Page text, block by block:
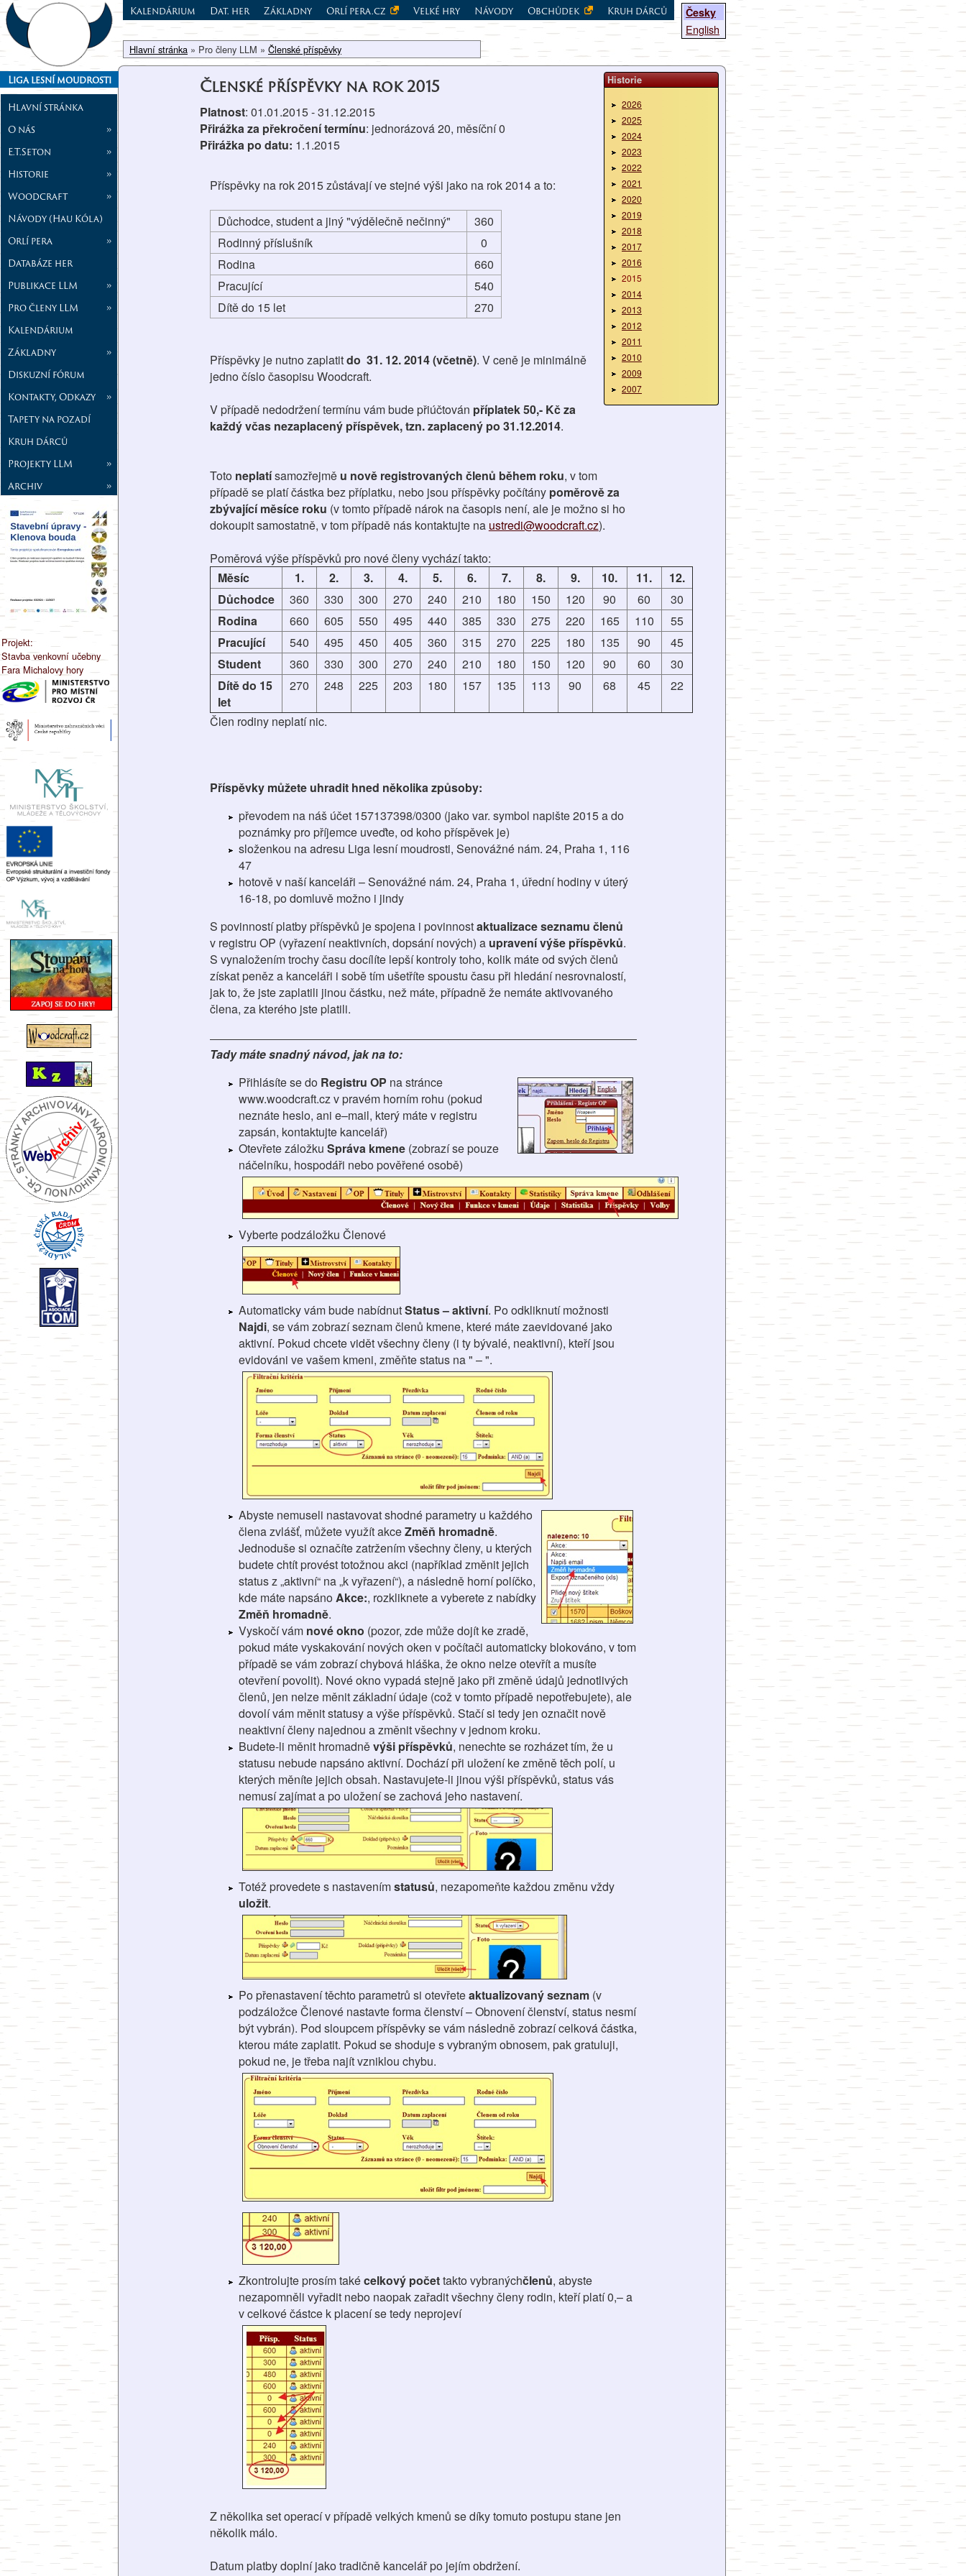
Liga lesní moudrosti
Hlavní stránka
O nás
»
E.T.Seton
»
Historie
»
Woodcraft
»
Návody (Hau Kóla)
Orlí pera
»
Databáze her
Publikace LLM
»
Pro členy LLM
»
Kalendárium
Základny
»
Diskuzní fórum
Kontakty, Odkazy
»
Tapety na pozadí
Kruh dárců
Projekty LLM
»
Archiv
»
Projekt:
Stavba venkovní učebny
Fara Michalovy hory
Česky
English
Kalendárium Dat. her Základny Orlí pera.cz Velké hry Návody Obchůdek Kruh dárců
Hlavní stránka » Pro členy LLM » Členské příspěvky
Historie
2026
2025
2024
2023
2022
2021
2020
2019
2018
2017
2016
2015
2014
2013
2012
2011
2010
2009
2007
Členské příspěvky na rok 2015
Platnost: 01.01.2015 - 31.12.2015
Přirážka za překročení termínu: jednorázová 20, měsíční 0
Přirážka po datu: 1.1.2015
Příspěvky na rok 2015 zůstávají ve stejné výši jako na rok 2014 a to:
Důchodce, student a jiný "výdělečně nečinný"
360
Rodinný příslušník
0
Rodina
660
Pracující
540
Dítě do 15 let
270
Příspěvky je nutno zaplatitdo 31. 12. 2014 (včetně). V ceně je minimálně
jedno číslo časopisu Woodcraft.
V případě nedodržení termínu vám bude přiúčtován příplatek 50,- Kč za
každý včas nezaplacený příspěvek, tzn. zaplacený po 31.12.2014.
Toto neplatísamozřejměu nově registrovaných členů během roku, v tom
případě se platí částka bez příplatku, nebo jsou příspěvky počítánypoměrově za
zbývající měsíce roku (v tomto případě nárok na časopis není, ale je možno si ho
dokoupit samostatně, v tom případě nás kontaktujte na ustredi@woodcraft.cz).
Poměrová výše příspěvků pro nové členy vychází takto:
Měsíc
1. 2. 3. 4. 5. 6. 7. 8. 9. 10. 11.
12.
Důchodce
360 330 300 270 240 210 180 150 120 90 60
30
Rodina
660 605 550 495 440 385 330 275 220 165 110
55
Pracující
540 495 450 405 360 315 270 225 180 135 90
45
Student
360 330 300 270 240 210 180 150 120 90 60
30
Dítě do 15
let
270 248 225 203 180 157 135 113 90 68 45 22
Člen rodiny neplatí nic.
Příspěvky můžete uhradit hned několika způsoby:
převodem na náš účet 157137398/0300 (jako var. symbol napište 2015 a do
poznámky pro příjemce uveďte, od koho příspěvek je)
složenkou na adresu Liga lesní moudrosti, Senovážné nám. 24, Praha 1, 116
47
hotově v naší kanceláři – Senovážné nám. 24, Praha 1, úřední hodiny v úterý
16-18, po domluvě možno i jindy
S povinností platby příspěvků je spojena i povinnostaktualizace seznamu členů
v registru OP (vyřazení neaktivních, dopsání nových) a upravení výše příspěvků.
S vynaložením trochy času docílíte lepší kontroly toho, kolik máte od svých členů
získat peněz a kanceláři i sobě tím ušetříte spoustu času při hledání nesrovnalostí,
jak to, že jste zaplatili jinou částku, než máte, případně že nemáte aktivovaného
člena, za kterého jste platili.
Tady máte snadný návod, jak na to:
Přihlásíte se do Registru OP na stránce
www.woodcraft.cz v pravém horním rohu (pokud
neznáte heslo, ani e–mail, který máte v registru
zapsán, kontaktujte kancelář)
Otevřete záložku Správa kmene(zobrazí se pouze
náčelníku, hospodáři nebo pověřené osobě)
Vyberte podzáložku Členové
Automaticky vám bude nabídnutStatus – aktivní. Po odkliknutí možnosti
Najdi, se vám zobrazí seznam členů kmene, které máte zaevidované jako
aktivní. Pokud chcete vidět všechny členy (i ty bývalé, neaktivní), kteří jsou
evidováni ve vašem kmeni, změňte status na " – ".
Abyste nemuseli nastavovat shodné parametry u každého
člena zvlášť, můžete využít akceZměň hromadně.
Jednoduše si označíte zatržením všechny členy, u kterých
budete chtít provést totožnou akci (například změnit jejich
status z „aktivní“ na „k vyřazení“), a následně horní políčko,
kde máte napsánoAkce:, rozkliknete a vyberete z nabídky
Změň hromadně.
Vyskočí vám nové okno (pozor, zde může dojít ke zradě,
pokud máte vyskakování nových oken v počítači automaticky blokováno, v tom
případě se vám zobrazí chybová hláška, že okno nelze otevřít a musíte
otevření povolit). Nové okno vypadá stejně jako při změně údajů jednotlivých
členů, jen nelze měnit základní údaje (což v tomto případě nepotřebujete), ale
dovolí vám měnit statusy a výše příspěvků. Stačí si tedy jen označit nově
neaktivní členy najednou a změnit všechny v jednom kroku.
Budete-li měnit hromadněvýši příspěvků, nenechte se rozházet tím, že u
statusu nebude napsáno aktivní. Dochází při uložení ke změně těch polí, u
kterých měníte jejich obsah. Nastavujete-li jinou výši příspěvků, status vás
nemusí zajímat a po uložení se zachová jeho nastavení.
Totéž provedete s nastavenímstatusů, nezapomeňte každou změnu vždy
uložit.
Po přenastavení těchto parametrů si otevřeteaktualizovaný seznam(v
podzáložce Členové nastavte forma členství – Obnovení členství, status nesmí
být vybrán). Pod sloupcem příspěvky se vám následně zobrazí celková částka,
kterou máte zaplatit. Pokud se shoduje s vybraným obnosem, pak gratuluji,
pokud ne, je třeba najít vzniklou chybu.
Zkontrolujte prosím takécelkový počettakto vybranýchčlenů, abyste
nezapomněli vyřadit nebo naopak zařadit všechny členy rodin, kteří platí 0,– a
v celkové částce k placení se tedy neprojeví
Z několika set operací v případě velkých kmenů se díky tomuto postupu stane jen
několik málo.
Datum platby doplní jako tradičně kancelář po jejím obdržení.